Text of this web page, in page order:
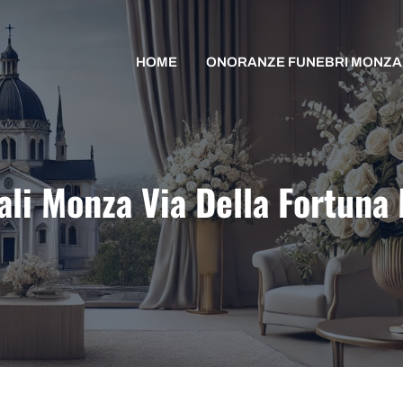
HOME ONORANZE FUNEBRI MONZA
Monza Via Della Fortuna